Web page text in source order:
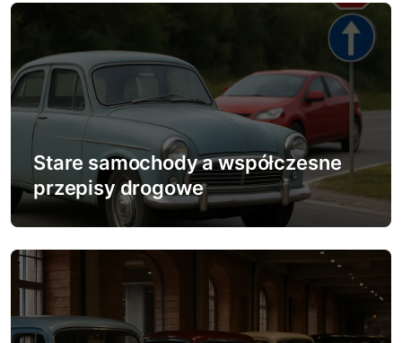
Stare samochody a współczesne
przepisy drogowe